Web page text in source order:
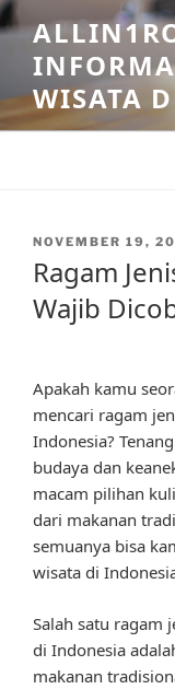
Skip
to
content
WISATA
POSTED
NOVEMBER 19,
Ragam
Wajib
Apakah kamu
mencari ragam
Indonesia?
budaya dan
macam pilihan
dari makanan
semuanya bisa
wisata di
Salah satu ragam
di Indonesia
makanan